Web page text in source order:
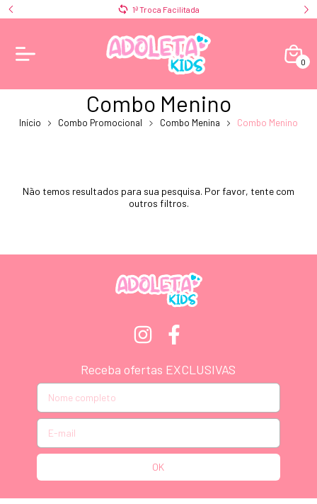
1ª Troca Facilitada
0
Combo Menino
Início Combo Promocional Combo Menina Combo Menino
Não temos resultados para sua pesquisa. Por favor, tente com
outros filtros.
Receba ofertas EXCLUSIVAS